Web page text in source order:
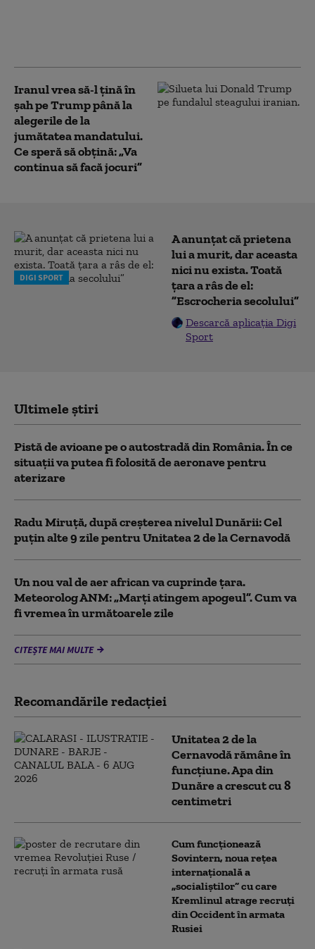
Iranul vrea să-l țină în
șah pe Trump până la
alegerile de la
jumătatea mandatului.
Ce speră să obțină: „Va
continua să facă jocuri”
DIGI SPORT
A anunțat că prietena
lui a murit, dar aceasta
nici nu exista. Toată
țara a râs de el:
”Escrocheria secolului”
Descarcă aplicația Digi
Sport
Ultimele știri
Pistă de avioane pe o autostradă din România. În ce
situații va putea fi folosită de aeronave pentru
aterizare
Radu Miruță, după creșterea nivelul Dunării: Cel
puțin alte 9 zile pentru Unitatea 2 de la Cernavodă
Un nou val de aer african va cuprinde țara.
Meteorolog ANM: „Marți atingem apogeul”. Cum va
fi vremea în următoarele zile
CITEȘTE MAI MULTE
Recomandările redacţiei
Unitatea 2 de la
Cernavodă rămâne în
funcțiune. Apa din
Dunăre a crescut cu 8
centimetri
Cum funcționează
Sovintern, noua rețea
internațională a
„socialiștilor” cu care
Kremlinul atrage recruți
din Occident în armata
Rusiei